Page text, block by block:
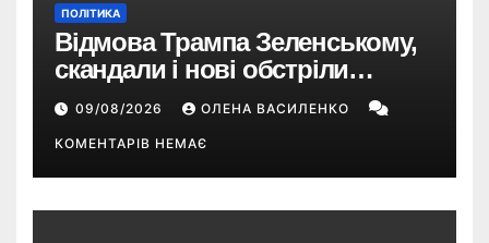
ПОЛІТИКА
Відмова Трампа Зеленському,
скандали і нові обстріли
України – що пішло не так?
09/08/2026 ОЛЕНА ВАСИЛЕНКО
КОМЕНТАРІВ НЕМАЄ